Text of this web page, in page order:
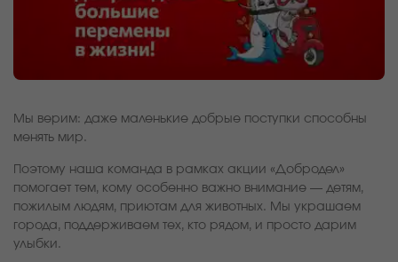
Мы верим: даже маленькие добрые поступки способны
менять мир.
Поэтому наша команда в рамках акции «Добродел»
помогает тем, кому особенно важно внимание — детям,
пожилым людям, приютам для животных. Мы украшаем
города, поддерживаем тех, кто рядом, и просто дарим
улыбки.